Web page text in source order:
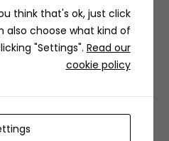
IT.
RH5V+GPP، الدهناء، الملقا، الرياض 13524، السعودية
think that's ok, just click
also choose what kind of
"Settings". Read our
cookie policy